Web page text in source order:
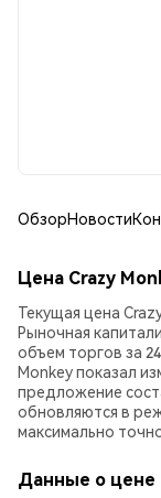
ОбзорНовости
Цена Crazy
Текущая цена
Рыночная
объем торгов за
Monkey показал
предложение
обновляются в
максимально
Данные о цене